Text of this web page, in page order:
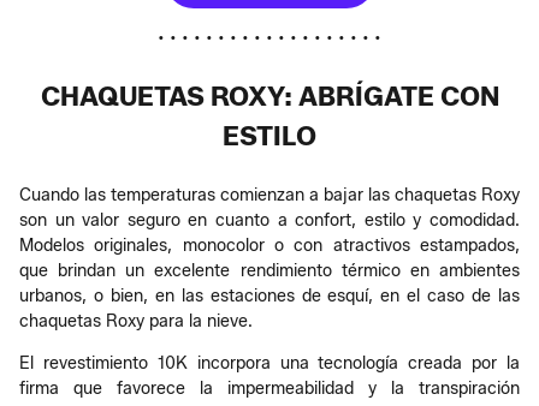
• • • • • • • • • • • • • • • • • • •
CHAQUETAS ROXY: ABRÍGATE CON
ESTILO
Cuando las temperaturas comienzan a bajar las chaquetas Roxy
son un valor seguro en cuanto a confort, estilo y comodidad.
Modelos originales, monocolor o con atractivos estampados,
que brindan un excelente rendimiento térmico en ambientes
urbanos, o bien, en las estaciones de esquí, en el caso de las
chaquetas Roxy para la nieve.
El revestimiento 10K incorpora una tecnología creada por la
firma que favorece la impermeabilidad y la transpiración